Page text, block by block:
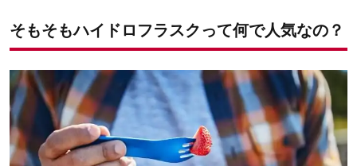
そもそもハイドロフラスクって何で人気なの？